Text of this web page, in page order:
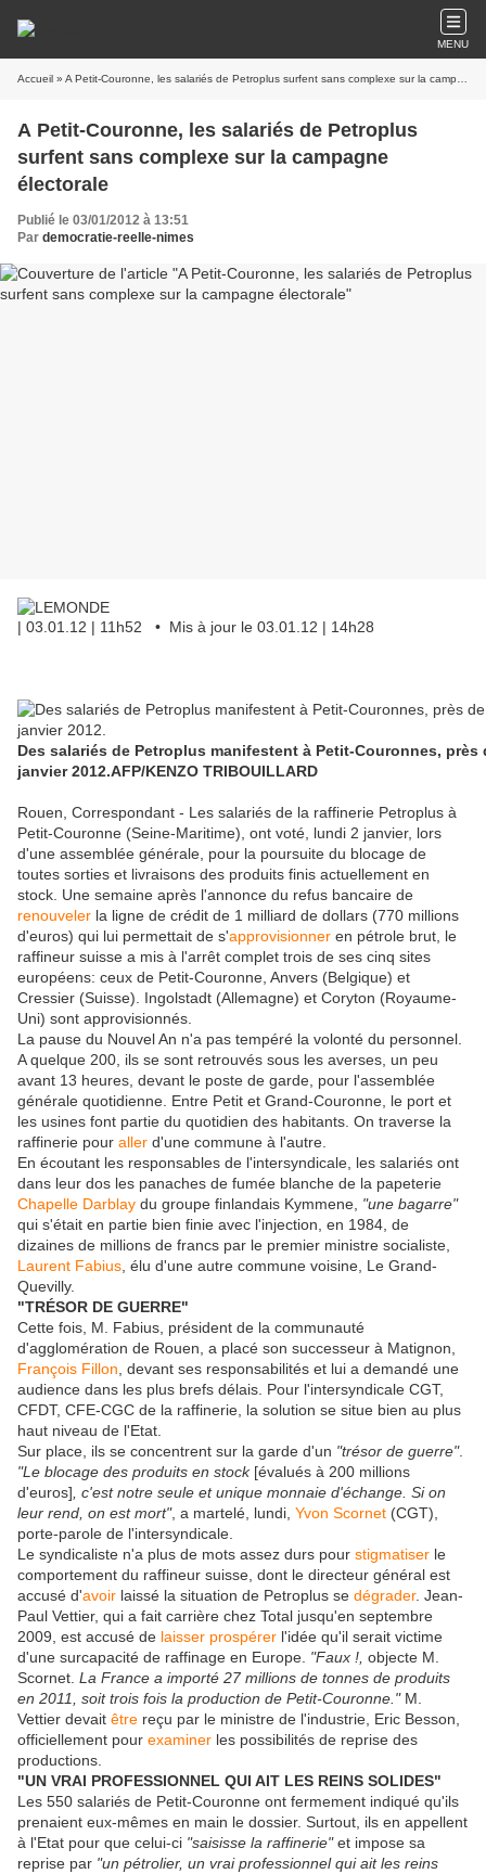
MENU
Accueil » A Petit-Couronne, les salariés de Petroplus surfent sans complexe sur la campagne électorale
A Petit-Couronne, les salariés de Petroplus
surfent sans complexe sur la campagne
électorale
Publié le 03/01/2012 à 13:51
Par democratie-reelle-nimes
| 03.01.12 | 11h52 • Mis à jour le 03.01.12 | 14h28
Des salariés de Petroplus manifestent à Petit-Couronnes, près
janvier 2012.AFP/KENZO TRIBOUILLARD
Rouen, Correspondant - Les salariés de la raffinerie Petroplus à
Petit-Couronne (Seine-Maritime), ont voté, lundi 2 janvier, lors
d'une assemblée générale, pour la poursuite du blocage de
toutes sorties et livraisons des produits finis actuellement en
stock. Une semaine après l'annonce du refus bancaire de
renouveler la ligne de crédit de 1 milliard de dollars (770 millions
d'euros) qui lui permettait de s'approvisionner en pétrole brut, le
raffineur suisse a mis à l'arrêt complet trois de ses cinq sites
européens: ceux de Petit-Couronne, Anvers (Belgique) et
Cressier (Suisse). Ingolstadt (Allemagne) et Coryton (Royaume-
Uni) sont approvisionnés.
La pause du Nouvel An n'a pas tempéré la volonté du personnel.
A quelque 200, ils se sont retrouvés sous les averses, un peu
avant 13 heures, devant le poste de garde, pour l'assemblée
générale quotidienne. Entre Petit et Grand-Couronne, le port et
les usines font partie du quotidien des habitants. On traverse la
raffinerie pour aller d'une commune à l'autre.
En écoutant les responsables de l'intersyndicale, les salariés ont
dans leur dos les panaches de fumée blanche de la papeterie
Chapelle Darblay du groupe finlandais Kymmene, "une bagarre"
qui s'était en partie bien finie avec l'injection, en 1984, de
dizaines de millions de francs par le premier ministre socialiste,
Laurent Fabius , élu d'une autre commune voisine, Le Grand-
Quevilly.
"TRÉSOR DE GUERRE"
Cette fois, M. Fabius, président de la communauté
d'agglomération de Rouen, a placé son successeur à Matignon,
François Fillon , devant ses responsabilités et lui a demandé une
audience dans les plus brefs délais. Pour l'intersyndicale CGT,
CFDT, CFE-CGC de la raffinerie, la solution se situe bien au plus
haut niveau de l'Etat.
Sur place, ils se concentrent sur la garde d'un "trésor de guerre".
"Le blocage des produits en stock[évalués à 200 millions
d'euros] , c'est notre seule et unique monnaie d'échange. Si on
leur rend, on est mort", a martelé, lundi, Yvon Scornet (CGT),
porte-parole de l'intersyndicale.
Le syndicaliste n'a plus de mots assez durs pour stigmatiser le
comportement du raffineur suisse, dont le directeur général est
accusé d'avoir laissé la situation de Petroplus se dégrader. Jean-
Paul Vettier, qui a fait carrière chez Total jusqu'en septembre
2009, est accusé de laisser prospérer l'idée qu'il serait victime
d'une surcapacité de raffinage en Europe. "Faux !, objecte M.
Scornet. La France a importé 27 millions de tonnes de produits
en 2011, soit trois fois la production de Petit-Couronne."M.
Vettier devait être reçu par le ministre de l'industrie, Eric Besson,
officiellement pour examiner les possibilités de reprise des
productions.
"UN VRAI PROFESSIONNEL QUI AIT LES REINS SOLIDES"
Les 550 salariés de Petit-Couronne ont fermement indiqué qu'ils
prenaient eux-mêmes en main le dossier. Surtout, ils en appellent
à l'Etat pour que celui-ci "saisisse la raffinerie"et impose sa
reprise par "un pétrolier, un vrai professionnel qui ait les reins